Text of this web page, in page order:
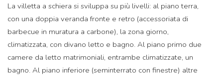
La villetta a schiera si sviluppa su più livelli: al piano terra,
con una doppia veranda fronte e retro (accessoriata di
barbecue in muratura a carbone), la zona giorno,
climatizzata, con divano letto e bagno. Al piano primo due
camere da letto matrimoniali, entrambe climatizzate, un
bagno. Al piano inferiore (seminterrato con finestre) altre